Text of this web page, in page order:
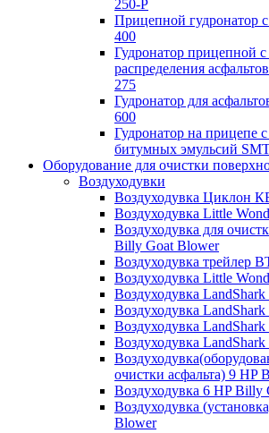
250-P
Прицепной гудронатор
400
Гудронатор прицепной
распределения
275
Гудронатор для
600
Гудронатор на прицепе
битумных эмульсий
Оборудование для очистки
Воздуходувки
Воздуходувка Циклон
Воздуходувка Little
Воздуходувка для
Billy Goat Blower
Воздуходувка трейлер
Воздуходувка Little
Воздуходувка
Воздуходувка LandShark
Воздуходувка
Воздуходувка
очистки асфальта) 9 HP
Воздуходувка 6 HP Billy
Воздуходувка
Blower